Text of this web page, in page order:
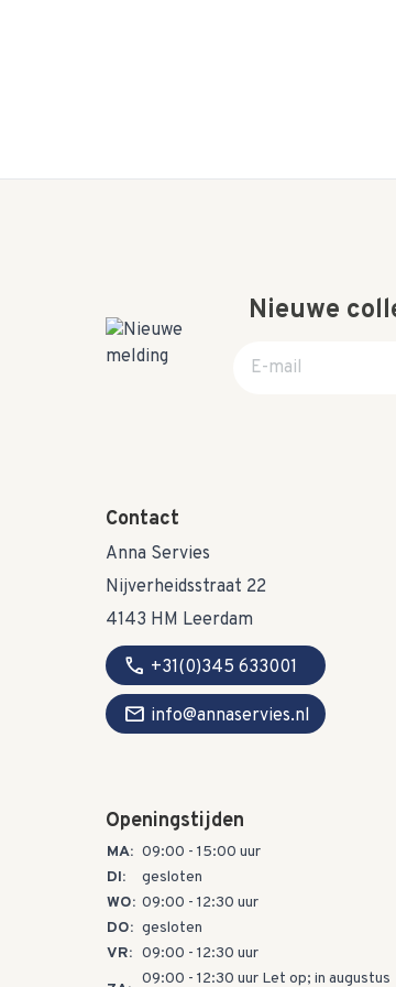
Nieuwe
E-mail adres
Contact
Anna Servies
Nijverheidsstraat 22
4143 HM Leerdam
call +31(0)345 633001
mail info@annaservies.nl
Openingstijden
MA: 09:00 - 15:00 uur
DI:
gesloten
WO: 09:00 - 12:30 uur
DO: gesloten
VR: 09:00 - 12:30 uur
09:00 - 12:30 uur Let op; in augustus